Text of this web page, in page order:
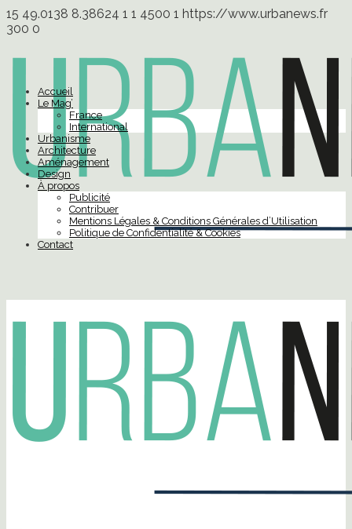
15 49.0138 8.38624 1 1 4500 1 https://www.urbanews.fr
300 0
Accueil
Le Mag’
France
International
Urbanisme
Architecture
Aménagement
Design
À propos
Publicité
Contribuer
Mentions Légales & Conditions Générales d’Utilisation
Politique de Confidentialité & Cookies
Contact